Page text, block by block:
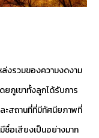
ล่งรวมของความงดงาม
ภูเขาทั้งลูกได้รับการ
ะสถานที่ที่มีทัศนียภาพที่
ชื่อเสียงเป็นอย่างมาก